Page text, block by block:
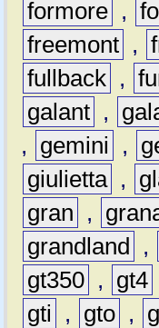
formore ,
freemont ,
fullback ,
galant ,
,
gemini ,
giulietta ,
gran
,
grandland
,
gt350 , gt4
gti
, gto ,